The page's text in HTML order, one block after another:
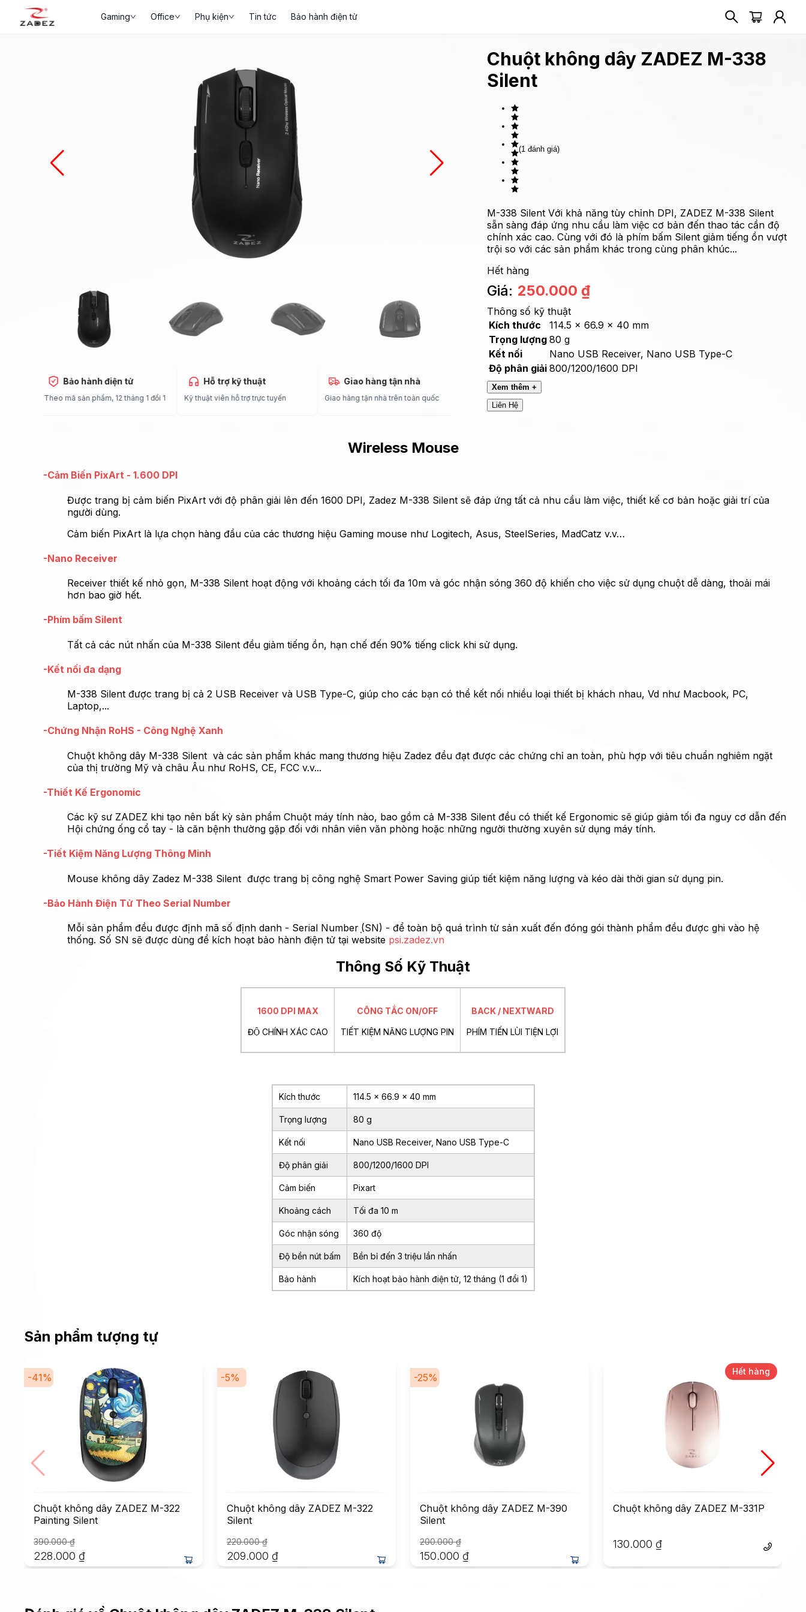
Gaming Office Phụ kiện Tin tức Bảo hành điện tử
Bảo hành điện tử
Theo mã sản phẩm, 12 tháng 1 đổi 1
Hỗ trợ kỹ thuật
Kỹ thuật viên hỗ trợ trực tuyến
Giao hàng tận nhà
Giao hàng tận nhà trên toàn quốc
Bảo hành điện tử
Theo mã sản phẩm, 12 tháng 1 đổi 1
Chuột không dây ZADEZ M-338
Silent
(1 đánh giá)
M-338 Silent Với khả năng tùy chỉnh DPI, ZADEZ M-338 Silent
sẵn sàng đáp ứng nhu cầu làm việc cơ bản đến thao tác cần độ
chính xác cao. Cùng với đó là phím bấm Silent giảm tiếng ồn vượt
trội so với các sản phẩm khác trong cùng phân khúc...
Hết hàng
Giá: 250.000 ₫
Thông số kỹ thuật
Kích thước
114.5 x 66.9 x 40 mm
Trọng lượng 80 g
Kết nối
Nano USB Receiver, Nano USB Type-C
Độ phân giải 800/1200/1600 DPI
Xem thêm +
Liên Hệ
Wireless Mouse
-Cảm Biến PixArt - 1.600 DPI
Được trang bị cảm biến PixArt với độ phân giải lên đến 1600 DPI, Zadez M-338 Silent sẽ đáp ứng tất cả nhu cầu làm việc, thiết kế cơ bản hoặc giải trí của
người dùng.
Cảm biến PixArt là lựa chọn hàng đầu của các thương hiệu Gaming mouse như Logitech, Asus, SteelSeries, MadCatz v.v…
-Nano Receiver
Receiver thiết kế nhỏ gọn, M-338 Silent hoạt động với khoảng cách tối đa 10m và góc nhận sóng 360 độ khiến cho việc sử dụng chuột dễ dàng, thoải mái
hơn bao giờ hết.
-Phím bấm Silent
Tất cả các nút nhấn của M-338 Silent đều giảm tiếng ồn, hạn chế đến 90% tiếng click khi sử dụng.
-Kết nối đa dạng
M-338 Silent được trang bị cả 2 USB Receiver và USB Type-C, giúp cho các bạn có thể kết nối nhiều loại thiết bị khách nhau, Vd như Macbook, PC,
Laptop,...
-Chứng Nhận RoHS - Công Nghệ Xanh
Chuột không dây M-338 Silent và các sản phẩm khác mang thương hiệu Zadez đều đạt được các chứng chỉ an toàn, phù hợp với tiêu chuẩn nghiêm ngặt
của thị trường Mỹ và châu Âu như RoHS, CE, FCC v.v...
-Thiết Kế Ergonomic
Các kỹ sư ZADEZ khi tạo nên bất kỳ sản phẩm Chuột máy tính nào, bao gồm cả M-338 Silent đều có thiết kế Ergonomic sẽ giúp giảm tối đa nguy cơ dẫn đến
Hội chứng ống cổ tay - là căn bệnh thường gặp đối với nhân viên văn phòng hoặc những người thường xuyên sử dụng máy tính.
-Tiết Kiệm Năng Lượng Thông Minh
Mouse không dây Zadez M-338 Silent được trang bị công nghệ Smart Power Saving giúp tiết kiệm năng lượng và kéo dài thời gian sử dụng pin.
-Bảo Hành Điện Tử Theo Serial Number
Mỗi sản phẩm đều được định mã số định danh - Serial Number ̣(SN) - để toàn bộ quá trình từ sản xuất đến đóng gói thành phẩm đều được ghi vào hệ
thống. Số SN sẽ được dùng để kích hoạt bảo hành điện tử tại website psi.zadez.vn
Thông Số Kỹ Thuật
1600 DPI MAX
ĐỘ CHÍNH XÁC CAO
CÔNG TẮC ON/OFF
TIẾT KIỆM NĂNG LƯỢNG PIN
BACK / NEXTWARD
PHÍM TIẾN LÙI TIỆN LỢI
Kích thước 114.5 x 66.9 x 40 mm
Trọng lượng 80 g
Kết nối Nano USB Receiver, Nano USB Type-C
Độ phân giải 800/1200/1600 DPI
Cảm biến Pixart
Khoảng cách Tối đa 10 m
Góc nhận sóng 360 độ
Độ bền nút bấm Bền bỉ đến 3 triệu lần nhấn
Bảo hành Kích hoạt bảo hành điện tử, 12 tháng (1 đổi 1)
Sản phẩm tượng tự
-41%
Chuột không dây ZADEZ M-322
Painting Silent
390.000₫
228.000 ₫
-5%
Chuột không dây ZADEZ M-322
Silent
220.000₫
209.000 ₫
-25%
Chuột không dây ZADEZ M-390
Silent
200.000₫
150.000 ₫
Hết hàng
Chuột không dây ZADEZ M-331P
130.000 ₫